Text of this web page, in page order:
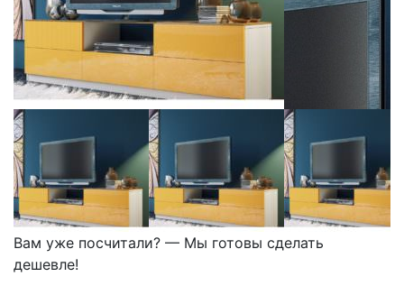
Вам уже посчитали? — Мы готовы сделать
дешевле!